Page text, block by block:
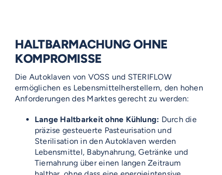
HALTBARMACHUNG OHNE
KOMPROMISSE
Die Autoklaven von VOSS und STERIFLOW
ermöglichen es Lebensmittelherstellern, den hohen
Anforderungen des Marktes gerecht zu werden:
Lange Haltbarkeit ohne Kühlung: Durch die
präzise gesteuerte Pasteurisation und
Sterilisation in den Autoklaven werden
Lebensmittel, Babynahrung, Getränke und
Tiernahrung über einen langen Zeitraum